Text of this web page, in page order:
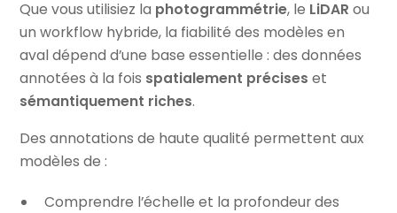
Que vous utilisiez la photogrammétrie, le LiDAR ou
un workflow hybride, la fiabilité des modèles en
aval dépend d’une base essentielle : des données
annotées à la fois spatialement précises et
sémantiquement riches.
Des annotations de haute qualité permettent aux
modèles de :
Comprendre l’échelle et la profondeur des